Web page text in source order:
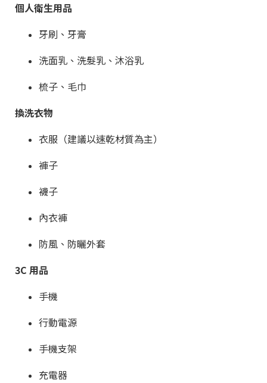
個人衛生用品
牙刷、牙膏
洗面乳、洗髮乳、沐浴乳
梳子、毛巾
換洗衣物
衣服（建議以速乾材質為主）
褲子
襪子
內衣褲
防風、防曬外套
3C 用品
手機
行動電源
手機支架
充電器